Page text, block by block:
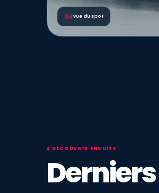
Vue du spot
À DÉCOUVRIR ENSUITE